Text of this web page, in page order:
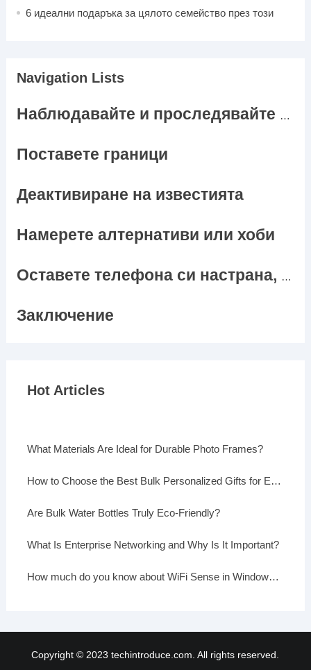
6 идеални подаръка за цялото семейство през този
Navigation Lists
Наблюдавайте и проследявайте използването с помощта на приложение
Поставете граници
Деактивиране на известията
Намерете алтернативи или хоби
Оставете телефона си настрана, когато извършвате други дейности
Заключение
Hot Articles
What Materials Are Ideal for Durable Photo Frames?
How to Choose the Best Bulk Personalized Gifts for Events
Are Bulk Water Bottles Truly Eco-Friendly?
What Is Enterprise Networking and Why Is It Important?
How much do you know about WiFi Sense in Windows 10?
Copyright © 2023 techintroduce.com. All rights reserved.